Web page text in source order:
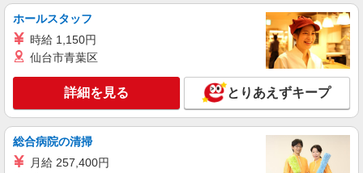
キープ 詳細を見る
アルバイト パート
COCO’S 会津若松門田店
ココスのキッチン（フード）スタッフ
時給1050円 ※22:00〜翌5:00：時給1313円 ※
ホールスタッフ
時給 1,150円
仙台市青葉区
詳細を見る とりあえずキープ
総合病院の清掃
月給 257,400円